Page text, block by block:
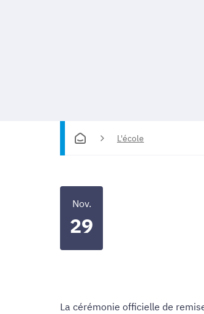
L'école
Nov.
29
La cérémonie officielle de